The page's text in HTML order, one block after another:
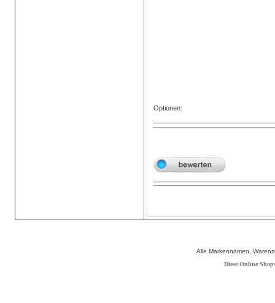
Optionen:
Alle Markennamen,
Diese Online